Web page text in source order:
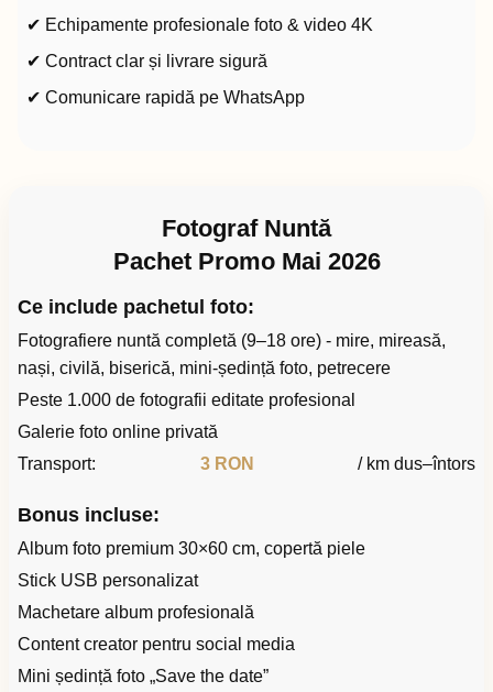
✔ Echipamente profesionale foto & video 4K
✔ Contract clar și livrare sigură
✔ Comunicare rapidă pe WhatsApp
Fotograf Nuntă
Pachet Promo Mai 2026
Ce include pachetul foto:
Fotografiere nuntă completă (9–18 ore) - mire, mireasă,
nași, civilă, biserică, mini-ședință foto, petrecere
Peste 1.000 de fotografii editate profesional
Galerie foto online privată
Transport:
3 RON / km dus–întors
Bonus incluse:
Album foto premium 30×60 cm, copertă piele
Stick USB personalizat
Machetare album profesională
Content creator pentru social media
Mini ședință foto „Save the date”